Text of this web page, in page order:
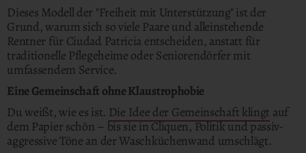
Dieses Modell der "Freiheit mit Unterstützung" ist der
Grund, warum sich so viele Paare und alleinstehende
Rentner für Ciudad Patricia entscheiden, anstatt für
traditionelle Pflegeheime oder Seniorendörfer mit
umfassendem Service.
Eine Gemeinschaft ohne Klaustrophobie
Du weißt, wie es ist. Die Idee der Gemeinschaft klingt auf
dem Papier schön – bis sie in Cliquen, Politik und passiv-
aggressive Töne an der Waschküchenwand umschlägt.